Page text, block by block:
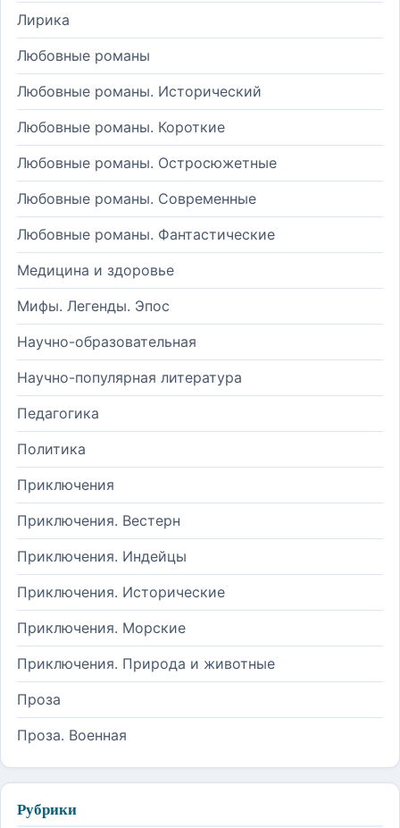
Лирика
Любовные романы
Любовные романы. Исторический
Любовные романы. Короткие
Любовные романы. Остросюжетные
Любовные романы. Современные
Любовные романы. Фантастические
Медицина и здоровье
Мифы. Легенды. Эпос
Научно-образовательная
Научно-популярная литература
Педагогика
Политика
Приключения
Приключения. Вестерн
Приключения. Индейцы
Приключения. Исторические
Приключения. Морские
Приключения. Природа и животные
Проза
Проза. Военная
Рубрики